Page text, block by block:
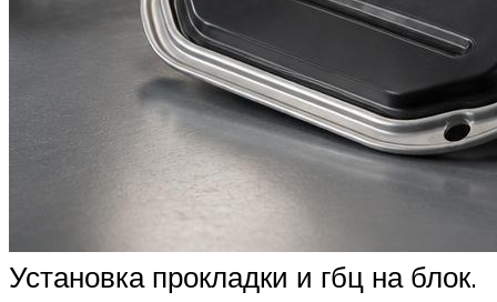
Установка прокладки и гбц на блок.